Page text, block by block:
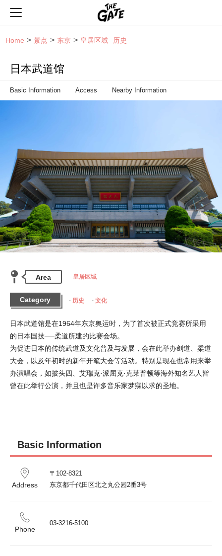
Home 景点 东京 皇居区域 历史
日本武道馆
Basic Information Access Nearby Information
Area 皇居区域
Category 历史 文化
日本武道馆是在1964年东京奥运时，为了首次被正式竞赛所采用
的日本国技──柔道所建的比赛会场。
为促进日本的传统武道及文化普及与发展，会在此举办剑道、柔道
大会，以及年初时的新年开笔大会等活动。特别是现在也常用来举
办演唱会，如披头四、艾瑞克·派屈克·克莱普顿等海外知名艺人皆
曾在此举行公演，并且也是许多音乐家梦寐以求的圣地。
Basic Information
Address
〒102-8321
东京都千代田区北之丸公园2番3号
Phone
03-3216-5100